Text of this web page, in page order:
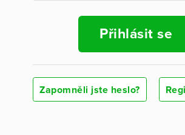
Přihlásit se
Zapomněli jste heslo?